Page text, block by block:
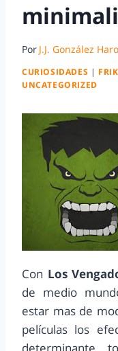
Por J.J. González Haro
CURIOSIDADES |
UNCATEGORIZED
Con Los
de medio
estar mas de
películas los